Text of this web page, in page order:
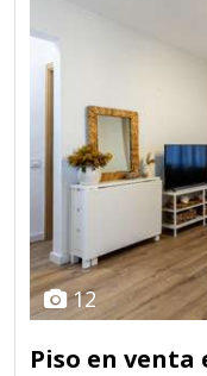
12
Piso en venta